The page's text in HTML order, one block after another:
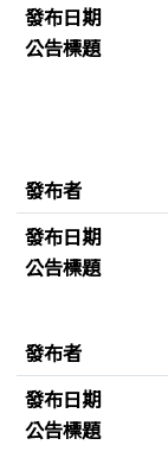
發布日期
公告標題
發布者
發布日期
公告標題
發布者
發布日期
公告標題